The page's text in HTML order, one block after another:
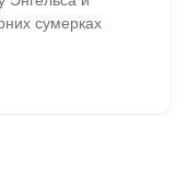
сумерках